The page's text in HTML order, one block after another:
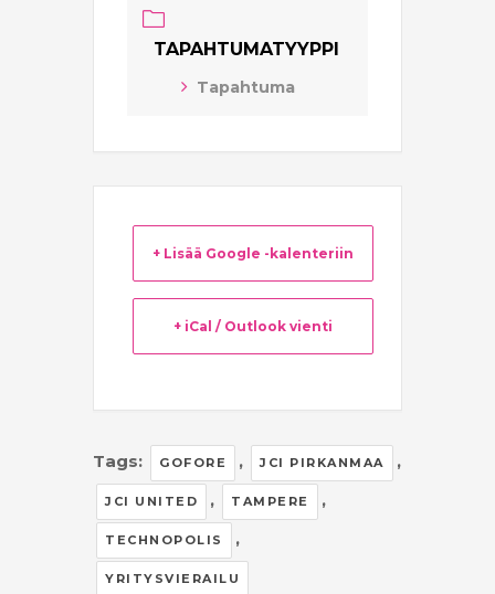
TAPAHTUMATYYPPI
Tapahtuma
+ Lisää Google -kalenteriin
+ iCal / Outlook vienti
Tags: GOFORE , JCI PIRKANMAA ,
JCI UNITED , TAMPERE ,
TECHNOPOLIS ,
YRITYSVIERAILU